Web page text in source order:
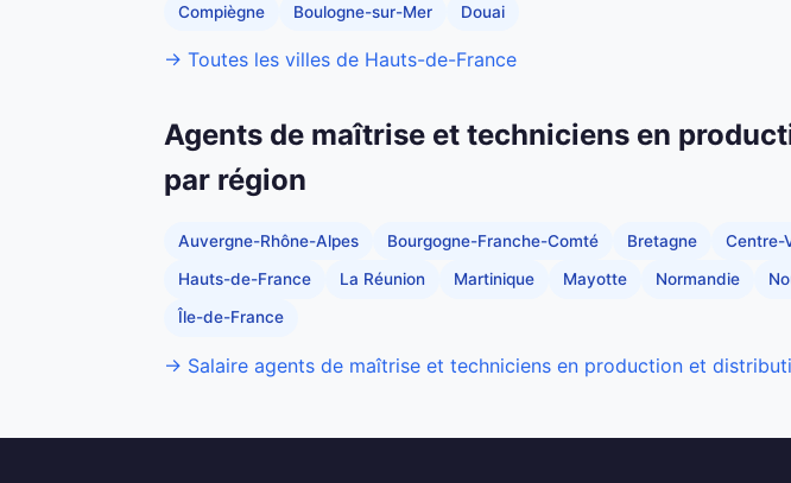
Compiègne Boulogne-sur-Mer Douai
→ Toutes les villes de Hauts-de-France
Agents de maîtrise et techniciens en
par région
Auvergne-Rhône-Alpes Bourgogne-Franche-Comté Bretagne Centre-
Hauts-de-France La Réunion Martinique Mayotte Normandie
Île-de-France
→ Salaire agents de maîtrise et techniciens en production et